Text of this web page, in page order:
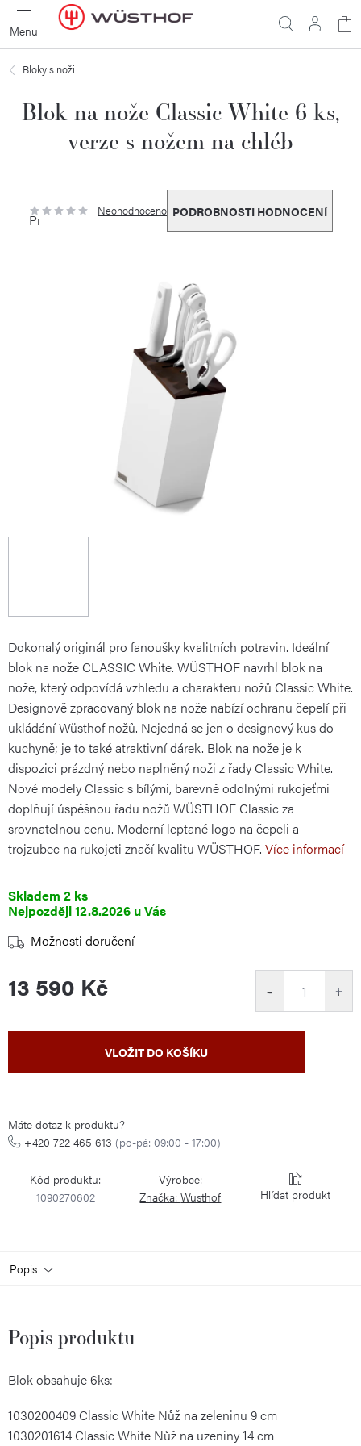
Přejít
na
obsah
Bloky s noži
Blok na nože Classic White 6 ks,
verze s nožem na chléb
Průměrné
hodnocení
Neohodnoceno PODROBNOSTI HODNOCENÍ
Dokonalý originál pro fanoušky kvalitních potravin. Ideální
blok na nože CLASSIC White. WÜSTHOF navrhl blok na
nože, který odpovídá vzhledu a charakteru nožů Classic White.
Designově zpracovaný blok na nože nabízí ochranu čepelí při
ukládání Wüsthof nožů. Nejedná se jen o designový kus do
kuchyně; je to také atraktivní dárek. Blok na nože je k
dispozici prázdný nebo naplněný noži z řady Classic White.
Nové modely Classic s bílými, barevně odolnými rukojeťmi
doplňují úspěšnou řadu nožů WÜSTHOF Classic za
srovnatelnou cenu. Moderní leptané logo na čepeli a
trojzubec na rukojeti značí kvalitu WÜSTHOF. Více informací
Skladem 2 ks
12.8.2026
Možnosti doručení
13 590 Kč +
−
VLOŽIT DO KOŠÍKU
Máte dotaz k produktu?
+420 722 465 613 (po-pá: 09:00 - 17:00)
Kód produktu:
1090270602
Výrobce:
Značka:Wusthof Hlídat
Popis
Popis produktu
Blok obsahuje 6ks:
1030200409 Classic White Nůž na zeleninu 9 cm
1030201614 Classic White Nůž na uzeniny 14 cm